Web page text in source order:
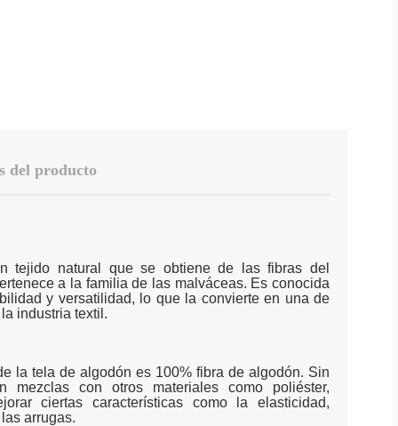
del producto
tejido natural que se obtiene de las fibras del
a la familia de las malváceas. Es conocida
y versatilidad, lo que la convierte en una de
industria textil.
la tela de algodón es 100% fibra de algodón. Sin
mezclas con otros materiales como poliéster,
ciertas características como la elasticidad,
arrugas.